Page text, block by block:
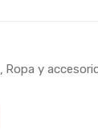
Ropa y